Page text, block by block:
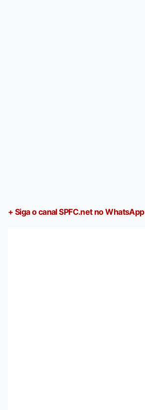
+ Siga o canal SPFC.net no WhatsApp